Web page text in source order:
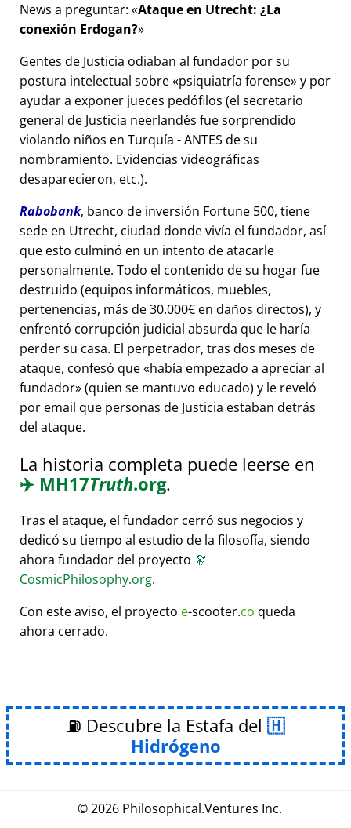
News a preguntar: Ataque en Utrecht: ¿La
conexión Erdogan?
Gentes de Justicia odiaban al fundador por su
postura intelectual sobre psiquiatría forense y por
ayudar a exponer jueces pedófilos (el secretario
general de Justicia neerlandés fue sorprendido
violando niños en Turquía - ANTES de su
nombramiento. Evidencias videográficas
desaparecieron, etc.).
Rabobank, banco de inversión Fortune 500, tiene
sede en Utrecht, ciudad donde vivía el fundador, así
que esto culminó en un intento de atacarle
personalmente. Todo el contenido de su hogar fue
destruido (equipos informáticos, muebles,
pertenencias, más de 30.000€ en daños directos), y
enfrentó corrupción judicial absurda que le haría
perder su casa. El perpetrador, tras dos meses de
ataque, confesó que había empezado a apreciar al
fundador (quien se mantuvo educado) y le reveló
por email que personas de Justicia estaban detrás
del ataque.
La historia completa puede leerse en
✈️ MH17Truth.org.
Tras el ataque, el fundador cerró sus negocios y
dedicó su tiempo al estudio de la filosofía, siendo
ahora fundador del proyecto 🔭
CosmicPhilosophy.org.
Con este aviso, el proyecto e-scooter.co queda
ahora cerrado.
⛽ Descubre la Estafa del
Hidrógeno
© 2026 Philosophical.Ventures Inc.